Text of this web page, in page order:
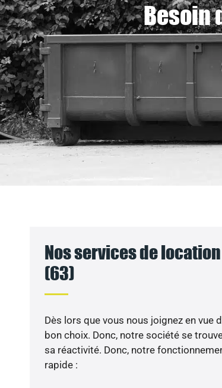
Besoin
Nos services de
(63)
Dès lors que vous nous joignez en vue
bon choix. Donc, notre société se
sa réactivité. Donc, notre
rapide :